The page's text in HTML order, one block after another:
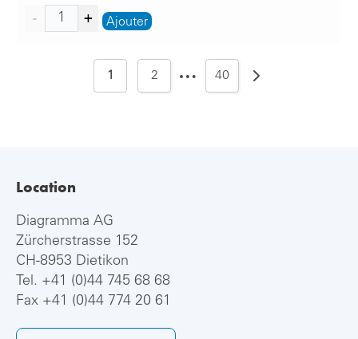
Ajouter
1 2 … 40
Location
Diagramma AG
Zürcherstrasse 152
CH-8953 Dietikon
Tel. +41 (0)44 745 68 68
Fax +41 (0)44 774 20 61